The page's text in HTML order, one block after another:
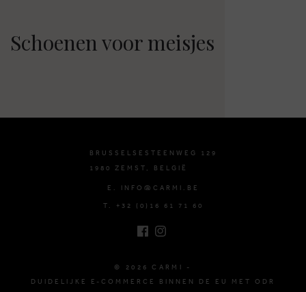
Schoenen voor meisjes
BRUSSELSESTEENWEG 129
1980 ZEMST, BELGIË
E. INFO@CARMI.BE
T. +32 (0)16 61 71 60
© 2026 CARMI -
DUIDELIJKE E-COMMERCE BINNEN DE EU MET ODR